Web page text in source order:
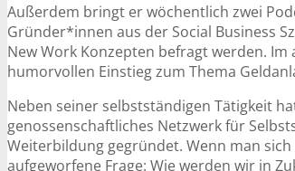
Außerdem bringt er wöchentlich zwei
Gründer*innen aus der Social Business
New Work Konzepten befragt werden.
humorvollen Einstieg zum Thema
Neben seiner selbstständigen Tätigkeit
genossenschaftliches Netzwerk für
Weiterbildung gegründet. Wenn man
aufgeworfene Frage: Wie werden wir in